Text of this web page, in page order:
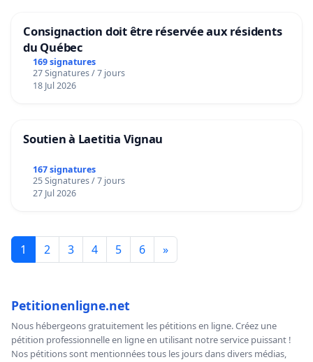
Consignaction doit être réservée aux résidents
du Québec
169 signatures
27 Signatures / 7 jours
18 Jul 2026
Soutien à Laetitia Vignau
167 signatures
25 Signatures / 7 jours
27 Jul 2026
1 2 3 4 5 6 »
Petitionenligne.net
Nous hébergeons gratuitement les pétitions en ligne. Créez une
pétition professionnelle en ligne en utilisant notre service puissant !
Nos pétitions sont mentionnées tous les jours dans divers médias,